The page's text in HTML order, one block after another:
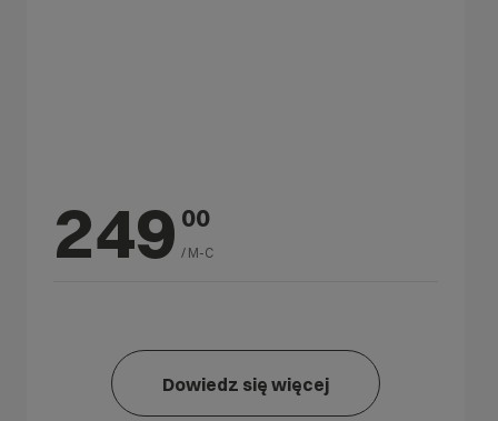
249 00
/ M-C
Dowiedz się więcej